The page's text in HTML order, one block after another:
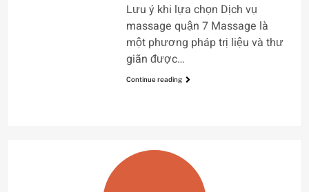
Lưu ý khi lựa chọn Dịch vụ
massage quận 7 Massage là
một phương pháp trị liệu và thư
giãn được…
Continue reading